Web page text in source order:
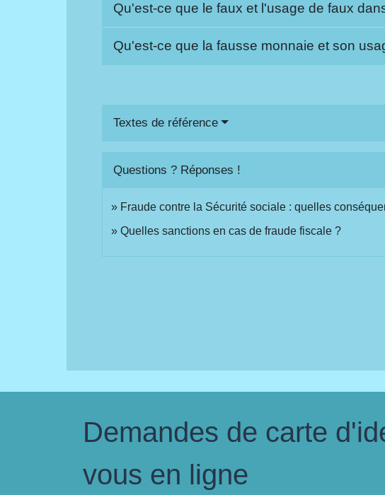
Qu'est-ce que le faux et l'usage de faux
Qu'est-ce que la fausse monnaie et son
Textes de référence
Questions ? Réponses !
Fraude contre la Sécurité sociale : quelles
Quelles sanctions en cas de fraude fiscale ?
Demandes de carte
vous en ligne